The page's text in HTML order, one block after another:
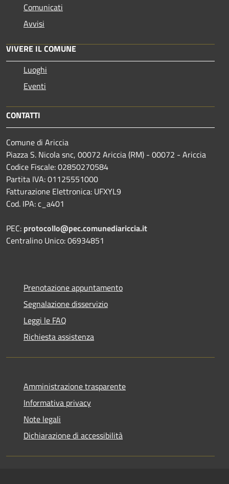
Comunicati
Avvisi
VIVERE IL COMUNE
Luoghi
Eventi
CONTATTI
Comune di Ariccia
Piazza S. Nicola snc, 00072 Ariccia (RM) - 00072 - Ariccia
Codice Fiscale: 02850270584
Partita IVA: 01125551000
Fatturazione Elettronica: UFXYL9
Cod. IPA: c_a401
PEC: protocollo@pec.comunediariccia.it
Centralino Unico: 06934851
Prenotazione appuntamento
Segnalazione disservizio
Leggi le FAQ
Richiesta assistenza
Amministrazione trasparente
Informativa privacy
Note legali
Dichiarazione di accessibilità